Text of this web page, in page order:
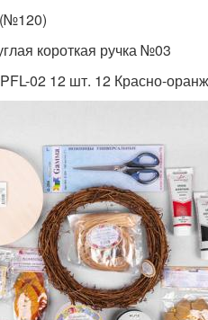
короткая ручка №03
02 12 шт. 12 Красно-